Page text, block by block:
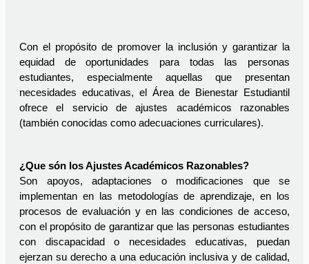
Con el propósito de promover la inclusión y garantizar la
equidad de oportunidades para todas las personas
estudiantes, especialmente aquellas que presentan
necesidades educativas, el Área de Bienestar Estudiantil
ofrece el servicio de ajustes académicos razonables
(también conocidas como adecuaciones curriculares).
¿Que són los Ajustes Académicos Razonables?
Son apoyos, adaptaciones o modificaciones que se
implementan en las metodologías de aprendizaje, en los
procesos de evaluación y en las condiciones de acceso,
con el propósito de garantizar que las personas estudiantes
con discapacidad o necesidades educativas, puedan
ejerzan su derecho a una educación inclusiva y de calidad,